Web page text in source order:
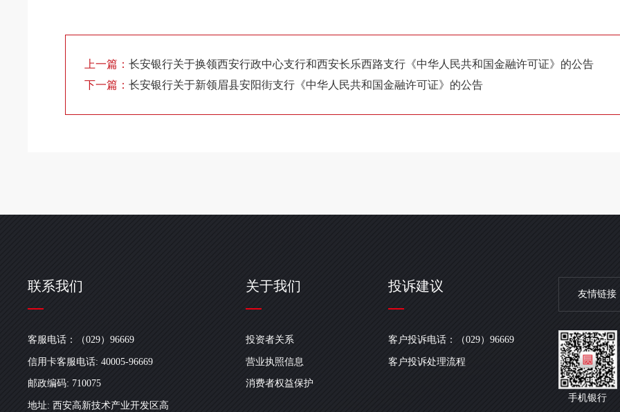
上一篇：长安银行关于换领西安行政中心支行和西安长乐西路支行《中华人民共和国金融许可证》的公告
下一篇：长安银行关于新领眉县安阳街支行《中华人民共和国金融许可证》的公告
联系我们
客服电话：（029）96669
信用卡客服电话: 40005-96669
邮政编码: 710075
地址: 西安高新技术产业开发区高
关于我们
投资者关系
营业执照信息
消费者权益保护
投诉建议
客户投诉电话：（029）96669
客户投诉处理流程
友情链接
手机银行